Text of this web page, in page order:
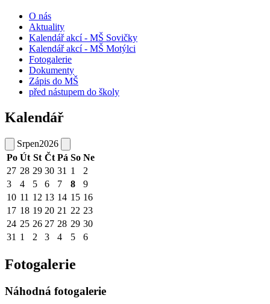
O nás
Aktuality
Kalendář akcí - MŠ Sovičky
Kalendář akcí - MŠ Motýlci
Fotogalerie
Dokumenty
Zápis do MŠ
před nástupem do školy
Kalendář
Srpen2026
Po Út St Čt Pá So Ne
27 28 29 30 31 1
2
3
4 5 6 7 8
9
10 11 12 13 14 15 16
17 18 19 20 21 22 23
24 25 26 27 28 29 30
31 1 2 3 4 5 6
Fotogalerie
Náhodná fotogalerie